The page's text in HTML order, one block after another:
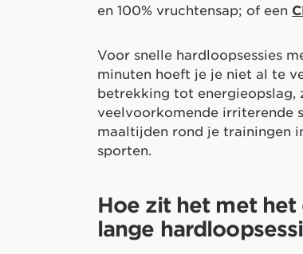
en 100% vruchtensap; of een
Voor snelle hardloopsessies
minuten hoeft je je niet al te
betrekking tot energieopslag,
veelvoorkomende irriterende
maaltijden rond je trainingen
sporten.
Hoe zit het met het
lange